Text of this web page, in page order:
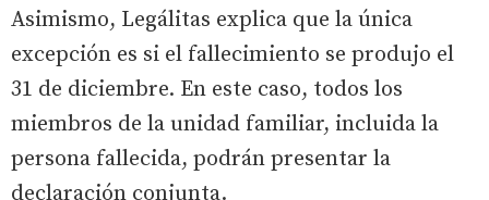
Asimismo, Legálitas explica que la única
excepción es si el fallecimiento se produjo el
31 de diciembre. En este caso, todos los
miembros de la unidad familiar, incluida la
persona fallecida, podrán presentar la
declaración conjunta.